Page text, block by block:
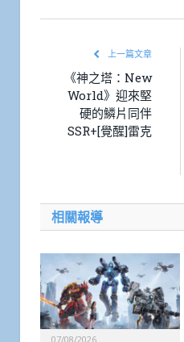
上一篇文章
《神之塔：New
World》迎來堅
硬的鱗片同伴
SSR+[覺醒]雷克
相關報導
07/08/2026